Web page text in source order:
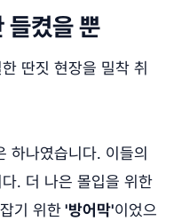
들켰을 뿐
딴짓 현장을 밀착 취
하나였습니다. 이들의
. 더 나은 몰입을 위한
기 위한'방어막'이었으